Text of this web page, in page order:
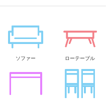
ソファー ローテーブル